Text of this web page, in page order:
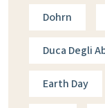
Dohrn
Duca Degli
Earth Day